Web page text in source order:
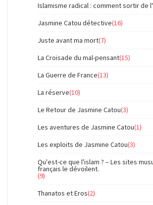
Islamisme radical : comment sortir de
Jasmine Catou détective(16)
Juste avant ma mort(7)
La Croisade du mal-pensant(15)
La Guerre de France(13)
La réserve(10)
Le Retour de Jasmine Catou(3)
Les aventures de Jasmine Catou(1)
Les exploits de Jasmine Catou(3)
Qu'est-ce que l'islam ? – Les sites
français le dévoilent.
(9)
Thanatos et Eros(2)